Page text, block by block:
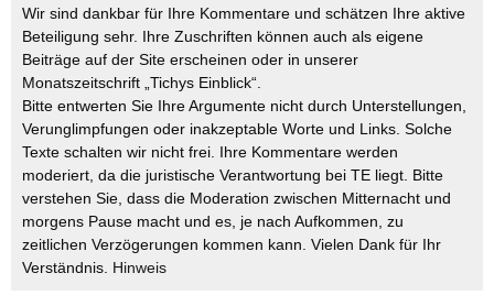
Wir sind dankbar für Ihre Kommentare und schätzen Ihre aktive
Beteiligung sehr. Ihre Zuschriften können auch als eigene
Beiträge auf der Site erscheinen oder in unserer
Monatszeitschrift „Tichys Einblick“.
Bitte entwerten Sie Ihre Argumente nicht durch Unterstellungen,
Verunglimpfungen oder inakzeptable Worte und Links. Solche
Texte schalten wir nicht frei. Ihre Kommentare werden
moderiert, da die juristische Verantwortung bei TE liegt. Bitte
verstehen Sie, dass die Moderation zwischen Mitternacht und
morgens Pause macht und es, je nach Aufkommen, zu
zeitlichen Verzögerungen kommen kann. Vielen Dank für Ihr
Verständnis. Hinweis